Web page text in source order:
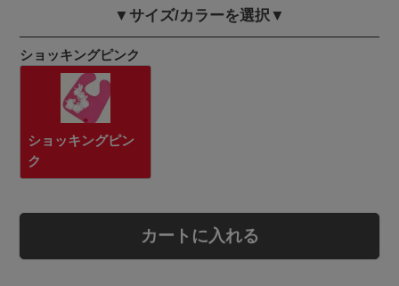
▼サイズ/カラーを選択▼
ショッキングピンク
ショッキングピン
ク
カートに入れる